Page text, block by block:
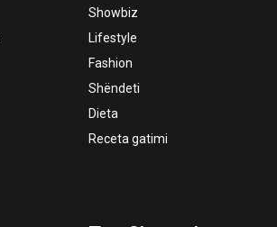
Showbiz
Lifestyle
Fashion
Shëndeti
Dieta
Receta gatimi